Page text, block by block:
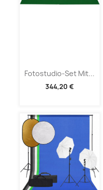
Fotostudio-Set Mit...
344,20 €